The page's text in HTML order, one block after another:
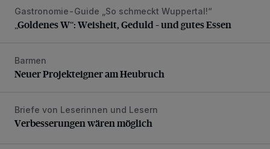
„Goldenes W“: Weisheit, Geduld – und gutes Essen
Gastronomie-Guide „So schmeckt Wuppertal!“
„Goldenes W“: Weisheit, Geduld – und gutes Essen
Neuer Projekteigner am Heubruch
Barmen
Neuer Projekteigner am Heubruch
Verbesserungen wären möglich
Briefe von Leserinnen und Lesern
Verbesserungen wären möglich